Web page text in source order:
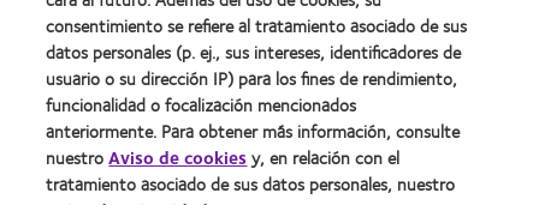
Legal
Política de privacidad
Aviso Legal
Aviso de cookies
Condiciones del servicio
Public Country by Country Reporting
consentimiento se refiere al tratamiento asociado de sus
datos personales (p. ej., sus intereses, identificadores de
usuario o su dirección IP) para los fines de rendimiento,
funcionalidad o focalización mencionados
anteriormente. Para obtener más información, consulte
nuestroAviso de cookiesy, en relación con el
tratamiento asociado de sus datos personales, nuestro